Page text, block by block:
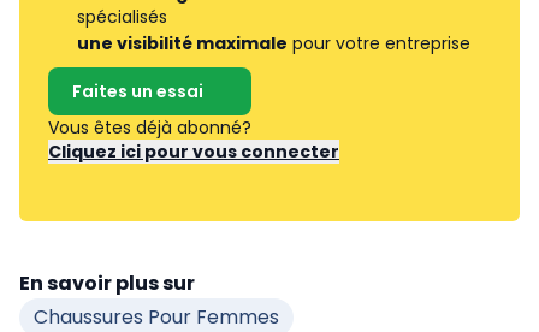
spécialisés
une visibilité maximale pour votre entreprise
Faites un essai
Vous êtes déjà abonné?
Cliquez ici pour vous connecter
En savoir plus sur
Chaussures Pour Femmes